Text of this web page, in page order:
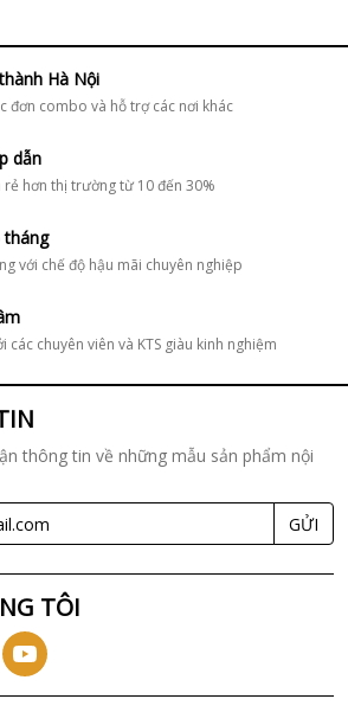
Hà Nội
đơn combo và hỗ trợ các nơi khác
dẫn
rẻ hơn thị trường từ 10 đến 30%
tháng
với chế độ hậu mãi chuyên nghiệp
chuyên viên và KTS giàu kinh nghiệm
thông tin về những mẫu sản phẩm nội
GỬI
TÔI